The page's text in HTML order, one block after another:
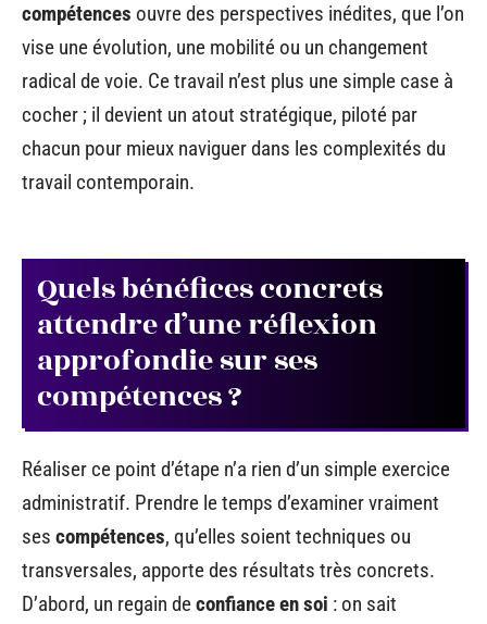
compétences ouvre des perspectives inédites, que l’on
vise une évolution, une mobilité ou un changement
radical de voie. Ce travail n’est plus une simple case à
cocher ; il devient un atout stratégique, piloté par
chacun pour mieux naviguer dans les complexités du
travail contemporain.
Quels bénéfices concrets
attendre d’une réflexion
approfondie sur ses
compétences ?
Réaliser ce point d’étape n’a rien d’un simple exercice
administratif. Prendre le temps d’examiner vraiment
ses compétences, qu’elles soient techniques ou
transversales, apporte des résultats très concrets.
D’abord, un regain deconfiance en soi : on sait